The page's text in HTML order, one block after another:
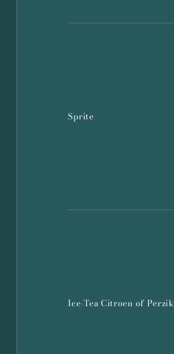
Sprite
Ice-Tea Citroen of Perzik